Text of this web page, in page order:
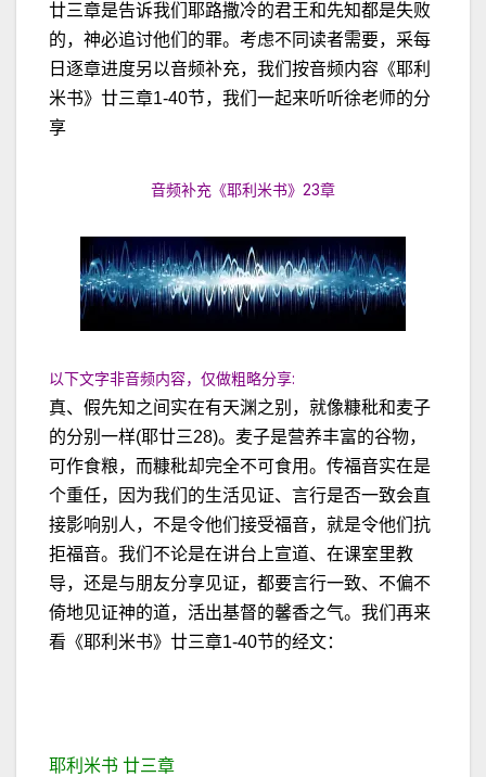
廿三章是告诉我们耶路撒冷的君王和先知都是失败
的，神必追讨他们的罪。考虑不同读者需要，采每
日逐章进度另以音频补充，我们按音频内容《耶利
米书》廿三章1-40节，我们一起来听听徐老师的分
享
音频补充《耶利米书》23章
以下文字非音频内容，仅做粗略分享:
真、假先知之间实在有天渊之别，就像糠秕和麦子
的分别一样(耶廿三28)。麦子是营养丰富的谷物，
可作食粮，而糠秕却完全不可食用。传福音实在是
个重任，因为我们的生活见证、言行是否一致会直
接影响别人，不是令他们接受福音，就是令他们抗
拒福音。我们不论是在讲台上宣道、在课室里教
导，还是与朋友分享见证，都要言行一致、不偏不
倚地见证神的道，活出基督的馨香之气。我们再来
看《耶利米书》廿三章1-40节的经文：
耶利米书 廿三章